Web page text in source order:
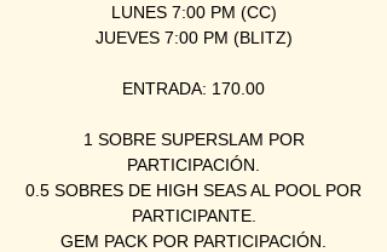
LUNES 7:00 PM (CC)
JUEVES 7:00 PM (BLITZ)
ENTRADA: 170.00
1 SOBRE SUPERSLAM POR
PARTICIPACIÓN.
0.5 SOBRES DE HIGH SEAS AL POOL POR
PARTICIPANTE.
GEM PACK POR PARTICIPACIÓN.